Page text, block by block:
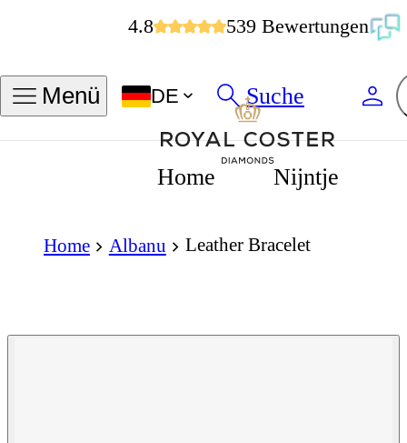
4.8 539 Bewertungen
Menü DE Suche
Home Nijntje
Home Albanu Leather Bracelet